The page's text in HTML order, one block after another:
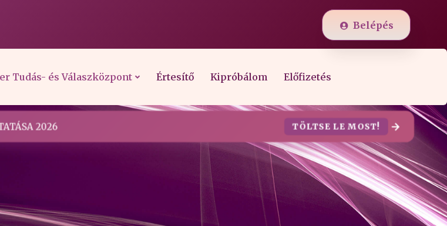
Belépés
Tudás- és Válaszközpont Értesítő Kipróbálom Előfizetés
2026 TÖLTSE LE MOST!